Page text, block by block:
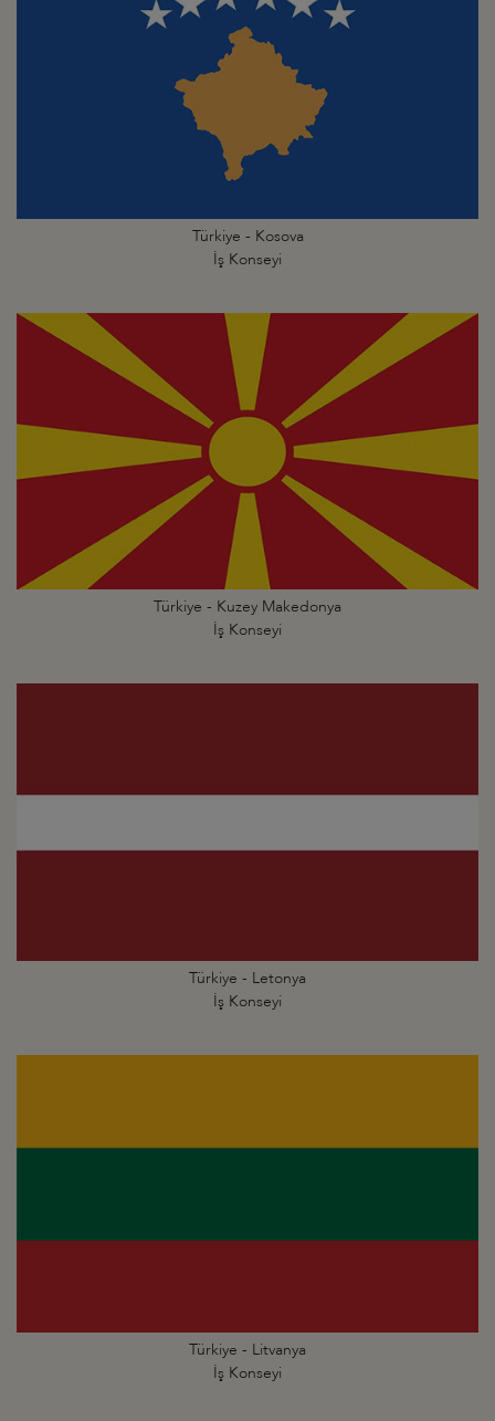
Türkiye - Kosova
İş Konseyi
Türkiye - Kuzey Makedonya
İş Konseyi
Türkiye - Letonya
İş Konseyi
Türkiye - Litvanya
İş Konseyi